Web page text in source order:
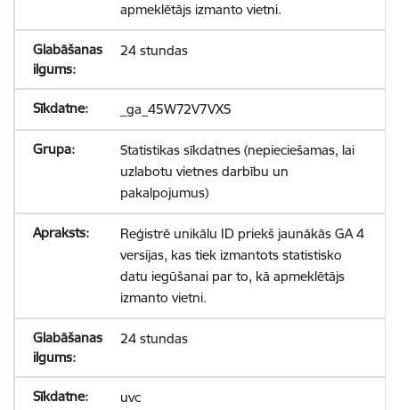
apmeklētājs izmanto vietni.
24 stundas
_ga_45W72V7VXS
Statistikas sīkdatnes (nepieciešamas, lai
uzlabotu vietnes darbību un
pakalpojumus)
Reģistrē unikālu ID priekš jaunākās GA 4
versijas, kas tiek izmantots statistisko
datu iegūšanai par to, kā apmeklētājs
izmanto vietni.
24 stundas
uvc